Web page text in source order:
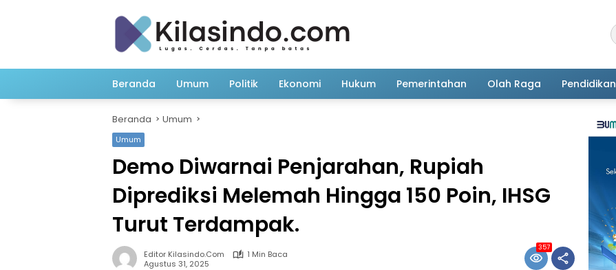
Beranda Umum Politik Ekonomi Hukum Pemerintahan Olah Raga Pendidikan
Beranda Umum
Umum
Demo Diwarnai Penjarahan, Rupiah
Diprediksi Melemah Hingga 150 Poin, IHSG
Turut Terdampak.
Editor Kilasindo.com
1 Min Baca
Agustus 31, 2025
357